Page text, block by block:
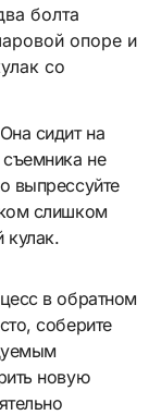
болта
опоре и
со
сидит на
не
выпрессуйте
слишком
в обратном
соберите
новую